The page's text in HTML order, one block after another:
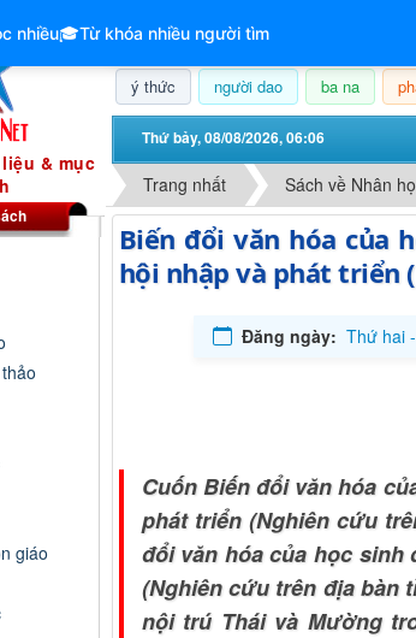
nhiều🎓Từ khóa nhiều người tìm
ý thức người dao ba na
Thứ bảy, 08/08/2026, 06:06
Trang nhất Sách về Nhân
Biến đổi văn hóa của
hội nhập và phát triển
Đăng ngày: Thứ hai
Cuốn Biến đổi văn hóa
phát triển (Nghiên cứu
đổi văn hóa của học
(Nghiên cứu trên địa bàn
nội trú Thái và Mường
& mục
giáo